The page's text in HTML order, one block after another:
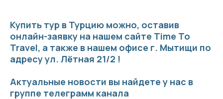
Купить тур в Турцию можно, оставив
онлайн-заявку на нашем сайте Time To
Travel, а также в нашем офисе г. Мытищи по
адресу ул. Лётная 21/2 !
Актуальные новости вы найдете у нас в
группе телеграмм канала